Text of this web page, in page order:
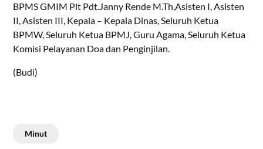
BPMS GMIM Plt Pdt.Janny Rende M.Th,Asisten I, Asisten
II, Asisten III, Kepala – Kepala Dinas, Seluruh Ketua
BPMW, Seluruh Ketua BPMJ, Guru Agama, Seluruh Ketua
Komisi Pelayanan Doa dan Penginjilan.
(Budi)
Minut